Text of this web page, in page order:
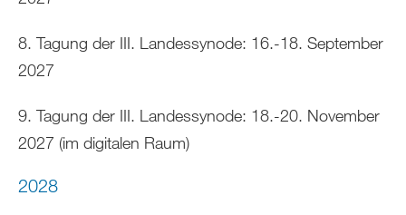
8. Tagung der III. Landessynode: 16.-18. September
2027
9. Tagung der III. Landessynode: 18.-20. November
2027 (im digitalen Raum)
2028